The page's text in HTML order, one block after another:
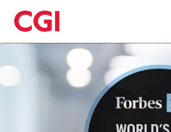
Skip
to
main